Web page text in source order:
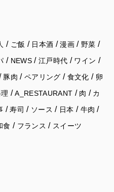
/ ご飯 / 日本酒 /漫画/ 野菜 /
/ NEWS / 江戸時代 / ワイン /
豚肉 /ペアリング / 食文化 / 卵
/A_RESTAURANT / 肉 / カ
/寿司 / ソース / 日本 / 牛肉 /
食 / フランス / スイーツ